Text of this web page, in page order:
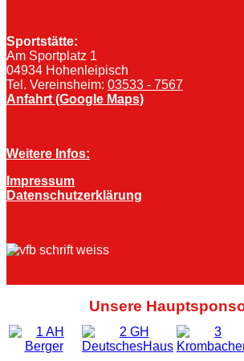
Sportstätte:
Am Sportplatz 1
04934 Hohenleipisch
Tel. Vereinsheim: 03533 - 7567
Anfahrt (Google Maps)
Weitere Infos:
Impressum
Datenschutzerklärung
Unsere